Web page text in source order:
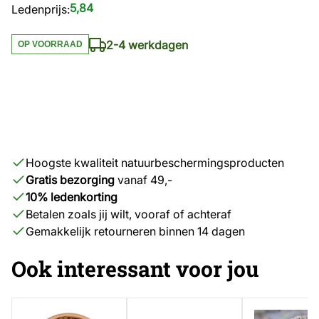
Ledenprijs:5,84
OP VOORRAAD 2-4 werkdagen
Hoogste kwaliteit natuurbeschermingsproducten
Gratis bezorging vanaf 49,-
10% ledenkorting
Betalen zoals jij wilt, vooraf of achteraf
Gemakkelijk retourneren binnen 14 dagen
Ook interessant voor jou